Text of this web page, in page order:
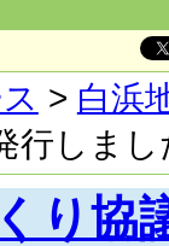
> 白浜
行しまし
り協